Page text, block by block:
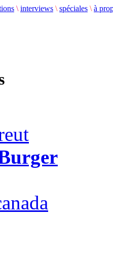
\ interviews \ spéciales \ à